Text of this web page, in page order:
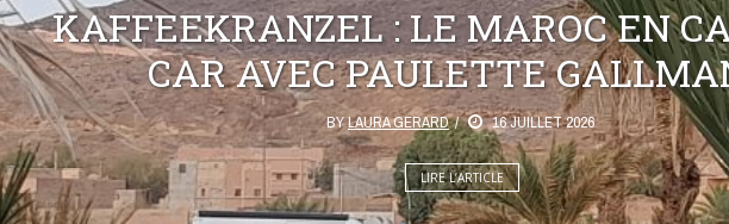
KAFFEEKRANZEL : LE MAROC EN
CAR AVEC PAULETTE
BYLAURA GERARD 16 JUILLET 2026
LIRE L’ARTICLE